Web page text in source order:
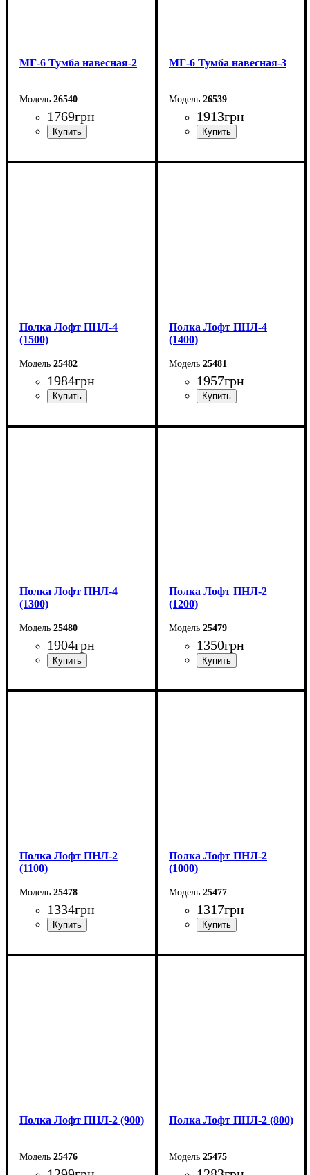
МГ-6 Тумба навесная-2
26540
1769грн
Ширина: 120 см
МГ-6 Тумба навесная-3
26539
1913грн
Ширина: 120 см
Полка Лофт ПНЛ-4
(1500)
25482
1984грн
Ширина: 150 см
Полка Лофт ПНЛ-4
(1400)
25481
1957грн
Ширина: 140 см
Полка Лофт ПНЛ-4
(1300)
25480
1904грн
Ширина: 130 см
Полка Лофт ПНЛ-2
(1200)
25479
1350грн
Ширина: 120 см
Полка Лофт ПНЛ-2
(1100)
25478
1334грн
Ширина: 110 см
Полка Лофт ПНЛ-2
(1000)
25477
1317грн
Ширина: 100 см
Полка Лофт ПНЛ-2 (900)
25476
Полка Лофт ПНЛ-2 (800)
25475